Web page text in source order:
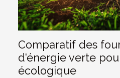
Comparatif des
d'énergie verte
écologique